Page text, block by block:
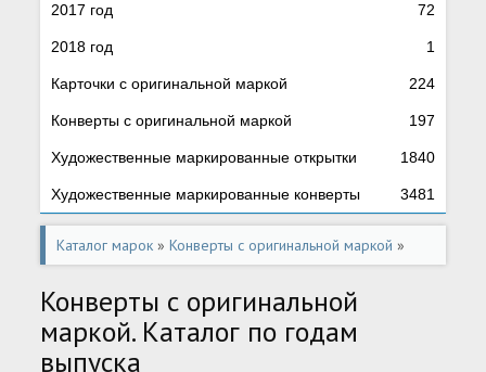
2017 год 72
2018 год 1
Карточки с оригинальной маркой 224
Конверты с оригинальной маркой 197
Художественные маркированные открытки 1840
Художественные маркированные конверты 3481
Каталог марок »Конверты с оригинальной маркой »
Конверты с оригинальной
маркой. Каталог по годам
выпуска